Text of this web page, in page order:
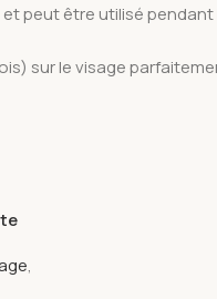
peut être utilisé
sur le visage
,